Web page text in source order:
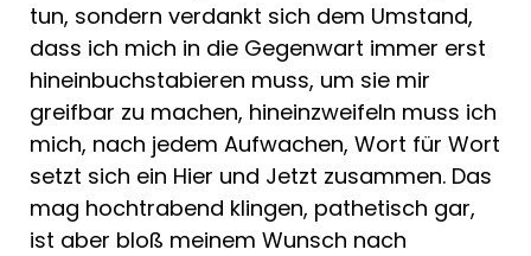
tun, sondern verdankt sich dem Umstand,
dass ich mich in die Gegenwart immer erst
hineinbuchstabieren muss, um sie mir
greifbar zu machen, hineinzweifeln muss ich
mich, nach jedem Aufwachen, Wort für Wort
setzt sich ein Hier und Jetzt zusammen. Das
mag hochtrabend klingen, pathetisch gar,
ist aber bloß meinem Wunsch nach